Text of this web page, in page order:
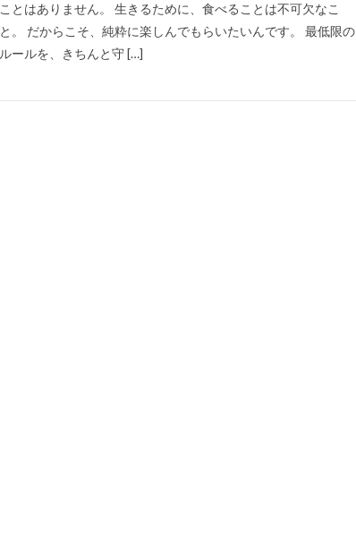
ことはありません。 生きるために、食べることは不可欠なこ
と。 だからこそ、純粋に楽しんでもらいたいんです。 最低限の
ルールを、きちんと守 […]